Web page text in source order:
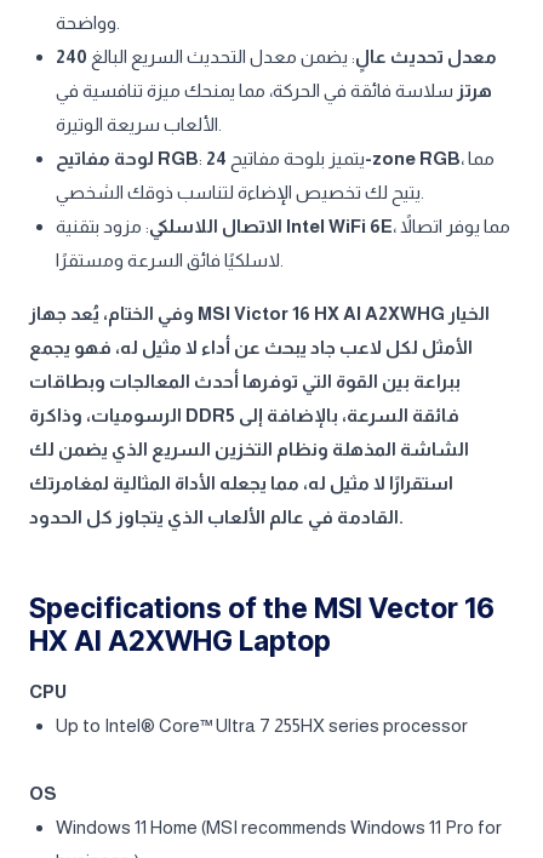
معدل تحديث عالٍ: يضمن معدل التحديث السريع البالغ 240
هرتز سلاسة فائقة في الحركة، مما يمنحك ميزة تنافسية في
لوحة مفاتيح RGB
: يتميز بلوحة مفاتيح24-zone RGB، مما
الاتصال اللاسلكي Intel WiFi 6E، مما يوفر اتصالاً
وفي الختام، يُعد جهاز MSI Victor 16 HX AI A2XWHG الخيار
الأمثل لكل لاعب جاد يبحث عن أداء لا مثيل له، فهو يجمع
ببراعة بين القوة التي توفرها أحدث المعالجات وبطاقات
الرسوميات، وذاكرة DDR5 فائقة السرعة، بالإضافة إلى
الشاشة المذهلة ونظام التخزين السريع الذي يضمن لك
استقرارًا لا مثيل له، مما يجعله الأداة المثالية لمغامرتك
القادمة في عالم الألعاب الذي يتجاوز كل الحدود.